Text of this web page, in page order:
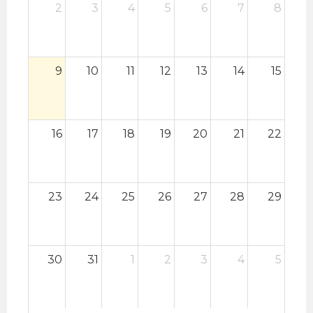
composiciones donde el paisaje y la
experiencia personal se entrelazan. En este
escenario geográfico para convertirse en un
espacio de encuentro entre generaciones,
Fecha: Viernes 3 de julio.
EntradaLibre.
2 3 4 5 6 7 8
9 10 11 12 13 14 15
16 17 18 19 20 21 22
23 24 25 26 27 28 29
30 31 1 2 3 4 5